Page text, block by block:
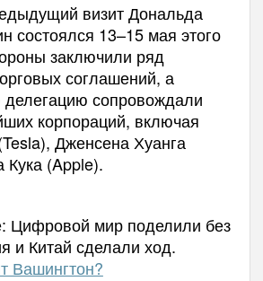
визит Дональда
состоялся 13–15 мая этого
заключили ряд
соглашений, а
делегацию сопровождали
корпораций, включая
Дженсена Хуанга
Кука (Apple).
Цифровой мир поделили без
и Китай сделали ход.
Вашингтон?